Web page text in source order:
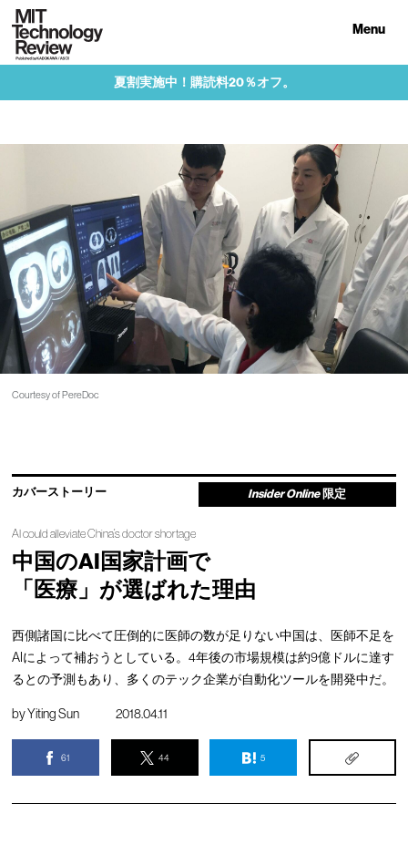
Menu
夏割実施中！購読料20％オフ。
Courtesy of PereDoc
カバーストーリー Insider Online 限定
AI could alleviate China’s doctor shortage
中国のAI国家計画で
「医療」が選ばれた理由
西側諸国に比べて圧倒的に医師の数が足りない中国は、医師不足を
AIによって補おうとしている。4年後の市場規模は約9億ドルに達す
るとの予測もあり、多くのテック企業が自動化ツールを開発中だ。
byYiting Sun 2018.04.11
61 44 5